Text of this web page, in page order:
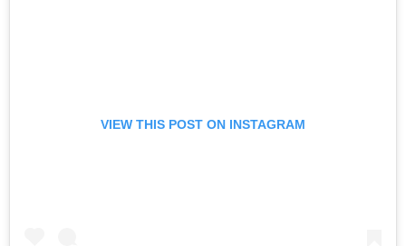
VIEW THIS POST ON INSTAGRAM